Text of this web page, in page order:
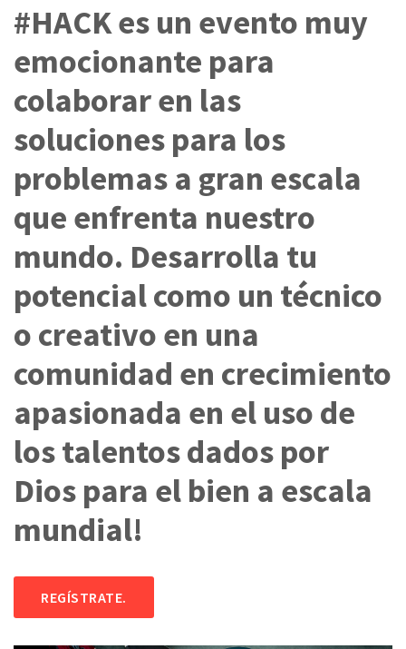
#HACK es un evento muy
emocionante para
colaborar en las
soluciones para los
problemas a gran escala
que enfrenta nuestro
mundo. Desarrolla tu
potencial como un técnico
o creativo en una
comunidad en crecimiento
apasionada en el uso de
los talentos dados por
Dios para el bien a escala
mundial!
REGÍSTRATE.